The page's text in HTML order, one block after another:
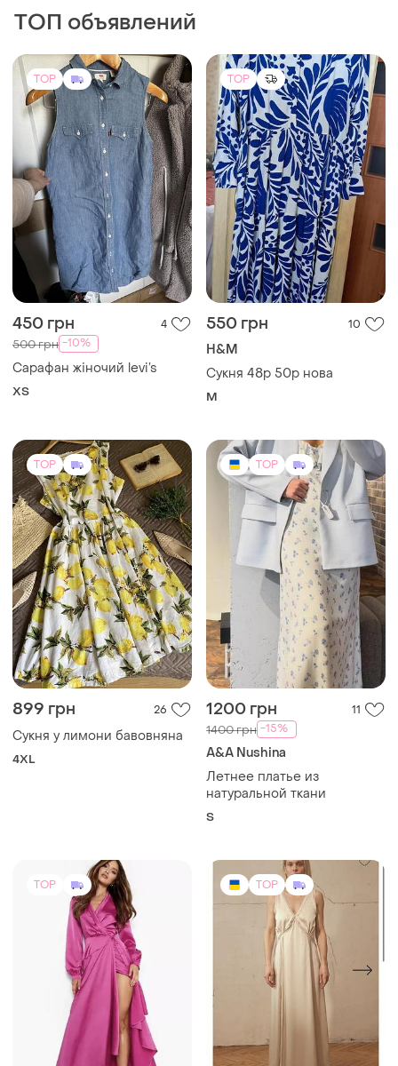
450 грн 4
500 грн -10%
Сарафан жіночий levi’s
550 грн 10
H&M
Сукня 48р 50р нова
M
TOP
899 грн 26
Сукня у лимони бавовняна
4XL
1200 грн 11
1400 грн -15%
A&A Nushina
Летнее платье из
натуральной ткани
S
800 грн
1200 грн -34%
TOP
STIMMA